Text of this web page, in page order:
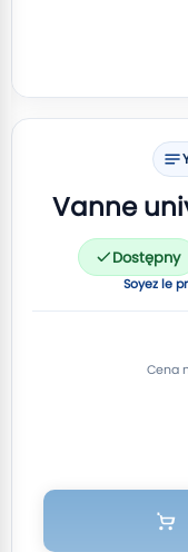
Vanne
Dostępny
Soyez le